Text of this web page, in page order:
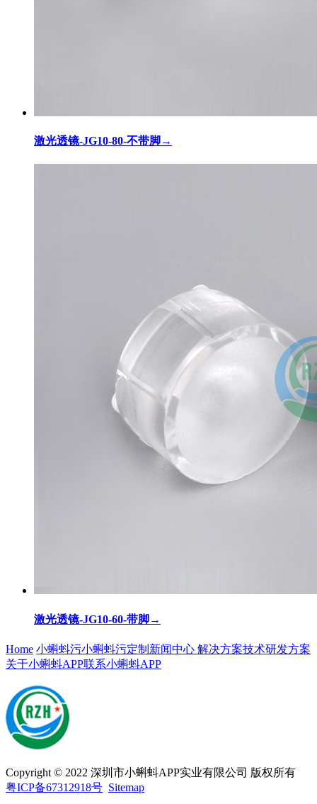
激光透镜-JG10-80-不带脚→
激光透镜-JG10-60-带脚→
Home 小蝌蚪污小蝌蚪污定制 新闻中心 解决方案技术研发方案
关于小蝌蚪APP联系小蝌蚪APP
Copyright © 2022 深圳市小蝌蚪APP实业有限公司 版权所有
粤ICP备67312918号 Sitemap